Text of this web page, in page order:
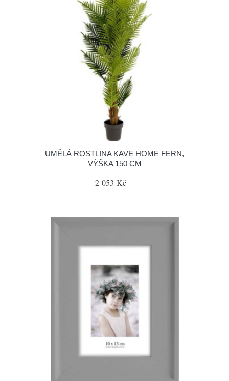
UMĚLÁ ROSTLINA KAVE HOME FERN,
VÝŠKA 150 CM
2 053 Kč